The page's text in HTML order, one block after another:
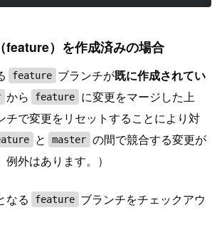
feature）を作成済みの場合
feature ブランチが既に作成されてい
から feature
に変更をマージした上
チで変更をリセットすることにより対
と master の間で競合する変更が
外はあります。）
なる feature ブランチをチェックアウ